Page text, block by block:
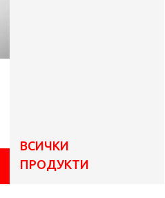
ВСИЧКИ
ПРОДУКТИ